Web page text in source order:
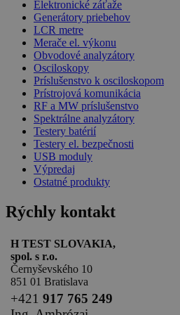
Elektronické záťaže
Generátory priebehov
LCR metre
Merače el. výkonu
Obvodové analyzátory
Osciloskopy
Príslušenstvo k osciloskopom
Prístrojová komunikácia
RF a MW príslušenstvo
Spektrálne analyzátory
Testery batérií
Testery el. bezpečnosti
USB moduly
Výpredaj
Ostatné produkty
Rýchly kontakt
H TEST SLOVAKIA,
spol. s r.o.
Černyševského 10
851 01 Bratislava
+421 917 765 249